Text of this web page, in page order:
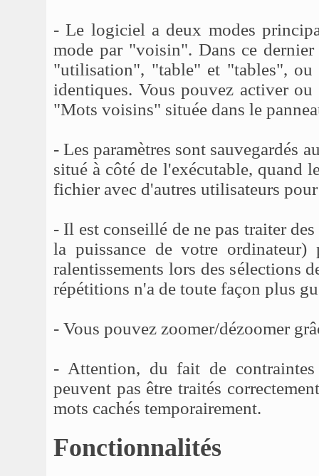
- Le logiciel a deux modes
mode par "voisin". Dans ce
"utilisation", "table" et "tables", ou
identiques. Vous pouvez activer
"Mots voisins" située dans le
- Les paramètres sont sauvegardés
situé à côté de l'exécutable, quand
fichier avec d'autres utilisateurs
- Il est conseillé de ne pas traiter
la puissance de votre
ralentissements lors des sélections
répétitions n'a de toute façon plus
- Vous pouvez zoomer/dézoomer
- Attention, du fait de
peuvent pas être traités
mots cachés temporairement.
Fonctionnalités